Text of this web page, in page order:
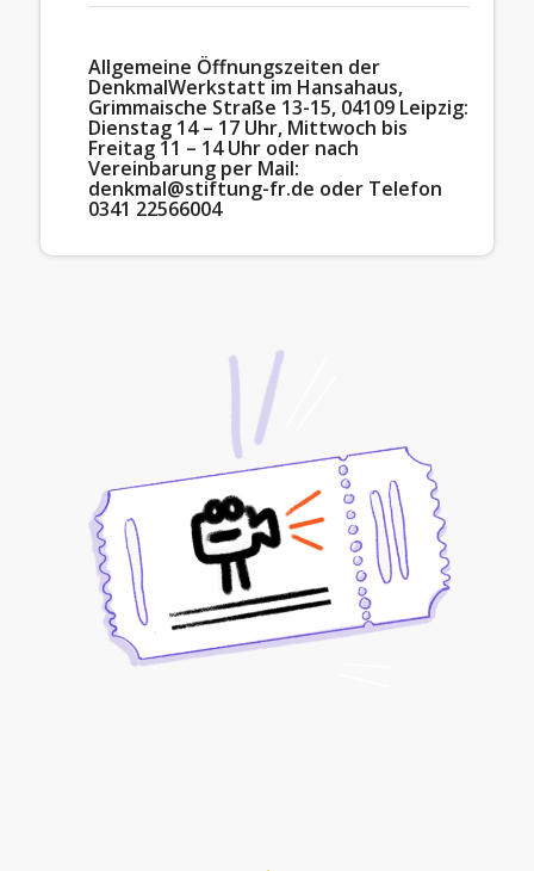
Allgemeine Öffnungszeiten der
DenkmalWerkstatt im Hansahaus,
Grimmaische Straße 13-15, 04109 Leipzig:
Dienstag 14 – 17 Uhr, Mittwoch bis
Freitag 11 – 14 Uhr oder nach
Vereinbarung per Mail:
denkmal@stiftung-fr.de oder Telefon
0341 22566004